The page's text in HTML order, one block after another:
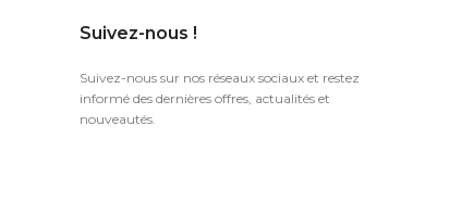
Suivez-nous !
Suivez-nous sur nos réseaux sociaux et restez
informé des dernières offres, actualités et
nouveautés.